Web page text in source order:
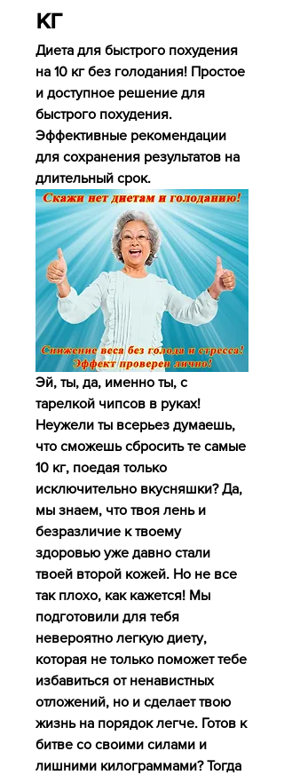
кг
Диета для быстрого похудения
на 10 кг без голодания! Простое
и доступное решение для
быстрого похудения.
Эффективные рекомендации
для сохранения результатов на
длительный срок.
Эй, ты, да, именно ты, с
тарелкой чипсов в руках!
Неужели ты всерьез думаешь,
что сможешь сбросить те самые
10 кг, поедая только
исключительно вкусняшки? Да,
мы знаем, что твоя лень и
безразличие к твоему
здоровью уже давно стали
твоей второй кожей. Но не все
так плохо, как кажется! Мы
подготовили для тебя
невероятно легкую диету,
которая не только поможет тебе
избавиться от ненавистных
отложений, но и сделает твою
жизнь на порядок легче. Готов к
битве со своими силами и
лишними килограммами? Тогда